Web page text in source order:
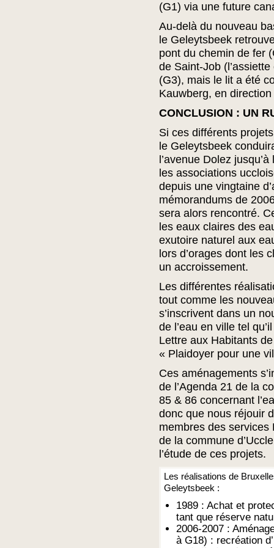
(G1) via une future
Au-delà du nouveau
le Geleytsbeek
pont du chemin de fer
de Saint-Job
(G3), mais le lit a été
Kauwberg, en
CONCLUSION : UN
Si ces différents
le Geleytsbeek
l’avenue Dolez
les associations
depuis une vingtaine
mémorandums de
sera alors rencontré.
les eaux claires des
exutoire naturel aux
lors d’orages dont les
un accroissement.
Les différentes
tout comme les
s’inscrivent dans un
de l’eau en ville tel
Lettre aux Habitants
« Plaidoyer pour une
Ces aménagements
de l’Agenda 21 de la
85 & 86 concernant
donc que nous réjouir
membres des services
de la commune
l’étude de ces projets.
Les réalisations de
Geleytsbeek :
1989 : Achat et
tant que réserve
2006-2007 :
à G18) : recréation